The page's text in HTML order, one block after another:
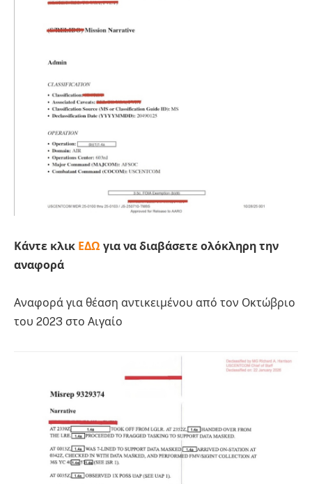
Κάντε κλικ ΕΔΩ για να διαβάσετε ολόκληρη την
αναφορά
Αναφορά για θέαση αντικειμένου από τον Οκτώβριο
του 2023 στο Αιγαίο